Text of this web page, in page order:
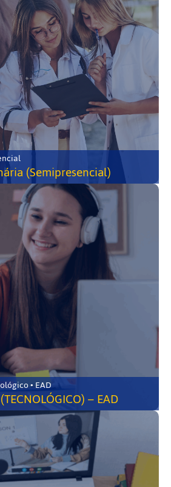
(Semipresencial)
Divinópolis-MG • Tecnológico • EAD
– EAD